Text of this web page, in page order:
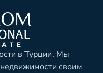
в Турции, Мы
своим